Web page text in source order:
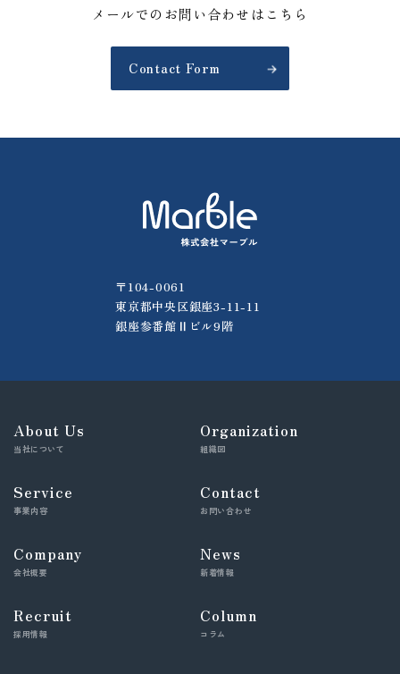
メールでのお問い合わせはこちら
Contact Form
〒104-0061
東京都中央区銀座3-11-11
銀座参番館Ⅱビル9階
About Us
当社について
Service
事業内容
Company
会社概要
Recruit
採用情報
Organization
組織図
Contact
お問い合わせ
News
新着情報
Column
コラム